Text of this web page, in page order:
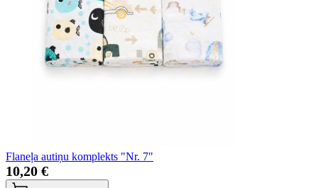
Flaneļa autiņu komplekts "Nr. 7"
10,20 €